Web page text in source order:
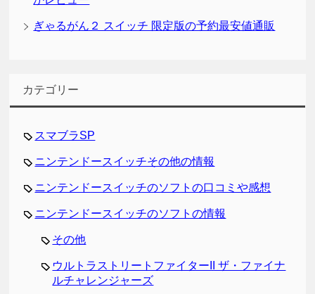
ぎゃるがん２ スイッチ 限定版の予約最安値通販
カテゴリー
スマブラSP
ニンテンドースイッチその他の情報
ニンテンドースイッチのソフトの口コミや感想
ニンテンドースイッチのソフトの情報
その他
ウルトラストリートファイターII ザ・ファイナ
ルチャレンジャーズ